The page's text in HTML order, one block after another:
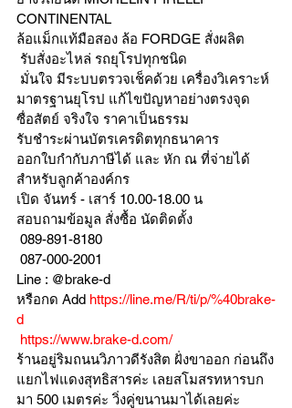
CONTINENTAL
ล้อแม็กแท้มือสอง ล้อ FORDGE สั่งผลิต
รับสั่งอะไหล่ รถยุโรปทุกชนิด
มาตรฐานยุโรป แก้ไขปัญหาอย่างตรงจุด
ซื่อสัตย์ จริงใจ ราคาเป็นธรรม
รับชำระผ่านบัตรเครดิตทุกธนาคาร
ออกใบกำกับภาษีได้ และ หัก ณ ที่จ่ายได้
สำหรับลูกค้าองค์กร
เปิด จันทร์ - เสาร์ 10.00-18.00 น
สอบถามข้อมูล สั่งซื้อ นัดติดตั้ง
089-891-8180
087-000-2001
Line : @brake-d
หรือกด Add https://line.me/R/ti/p/%40brake-
d
https://www.brake-d.com/
ร้านอยู่ริมถนนวิภาวดีรังสิต ฝั่งขาออก ก่อนถึง
แยกไฟแดงสุทธิสารค่ะ เลยสโมสรทหารบก
มา 500 เมตรค่ะ วิ่งคู่ขนานมาได้เลยค่ะ